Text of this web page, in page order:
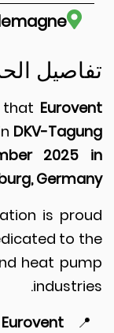
Allemagne
الحدث
that
inDKV-
is
dedicated to
and heat
Eurovent